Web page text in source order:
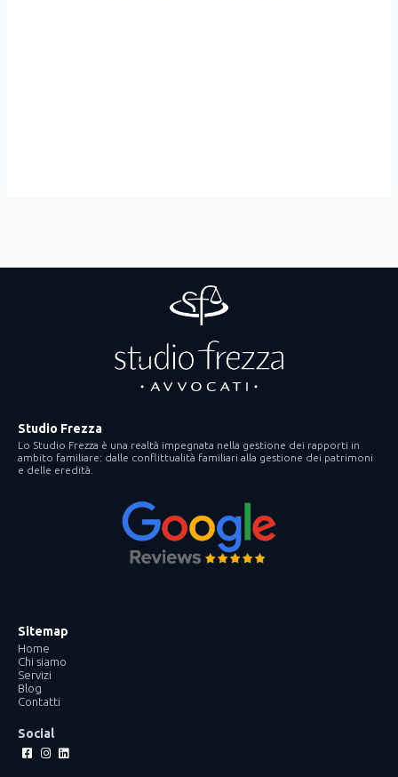
Studio Frezza
Lo Studio Frezza è una realtà impegnata nella gestione dei rapporti in
ambito familiare: dalle conflittualità familiari alla gestione dei patrimoni
e delle eredità.
Sitemap
Home
Chi siamo
Servizi
Blog
Contatti
Social
Facebook-
square
Instagram
Linkedin